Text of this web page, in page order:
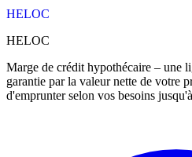
HELOC
HELOC
Marge de crédit hypothécaire – une
garantie par la valeur nette de votre
d'emprunter selon vos besoins